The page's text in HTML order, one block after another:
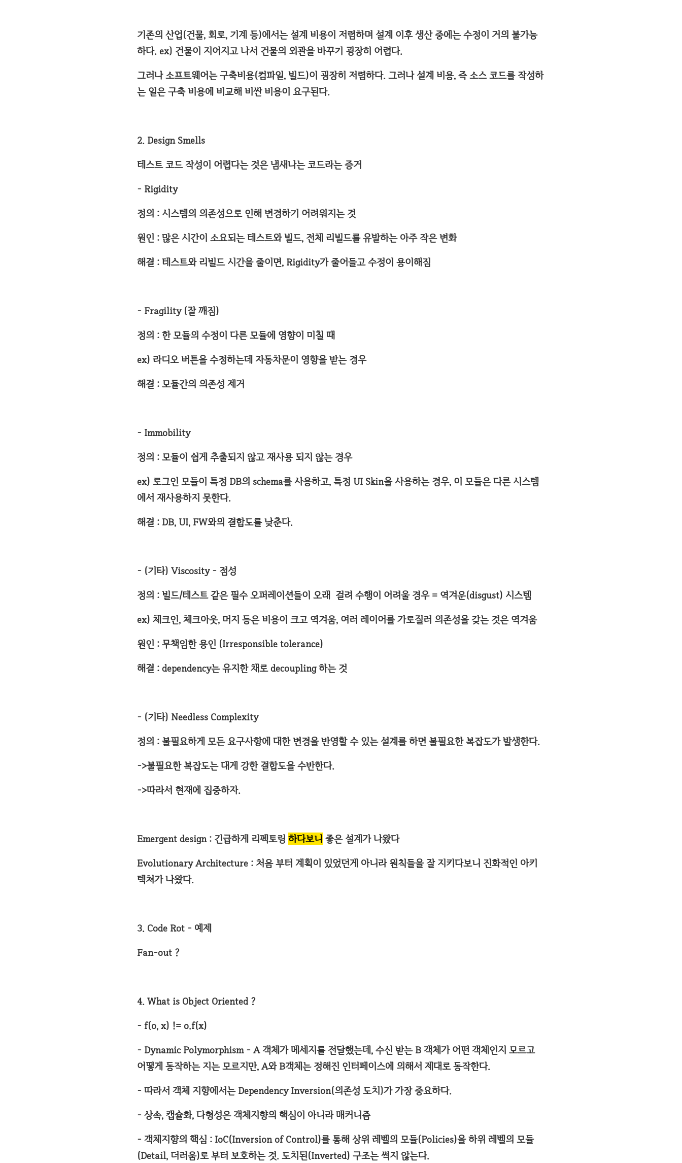
기존의 산업(건물, 회로, 기계 등)에서는 설계 비용이 저렴하며 설계 이후 생산 중에는 수정이 거의 불가능
하다. ex) 건물이 지어지고 나서 건물의 외관을 바꾸기 굉장히 어렵다.
그러나 소프트웨어는 구축비용(컴파일, 빌드)이 굉장히 저렴하다. 그러나 설계 비용, 즉 소스 코드를 작성하
는 일은 구축 비용에 비교해 비싼 비용이 요구된다.
2. Design Smells
테스트 코드 작성이 어렵다는 것은 냄새나는 코드라는 증거
- Rigidity
정의 : 시스템의 의존성으로 인해 변경하기 어려워지는 것
원인 : 많은 시간이 소요되는 테스트와 빌드, 전체 리빌드를 유발하는 아주 작은 변화
해결 : 테스트와 리빌드 시간을 줄이면, Rigidity가 줄어들고 수정이 용이해짐
- Fragility (잘 깨짐)
정의 : 한 모듈의 수정이 다른 모듈에 영향이 미칠 때
ex) 라디오 버튼을 수정하는데 자동차문이 영향을 받는 경우
해결 : 모듈간의 의존성 제거
- Immobility
정의 : 모듈이 쉽게 추출되지 않고 재사용 되지 않는 경우
ex) 로그인 모듈이 특정 DB의 schema를 사용하고, 특정 UI Skin을 사용하는 경우, 이 모듈은 다른 시스템
에서 재사용하지 못한다.
해결 : DB, UI, FW와의 결합도를 낮춘다.
- (기타) Viscosity - 점성
정의 : 빌드/테스트 같은 필수 오퍼레이션들이 오래 걸려 수행이 어려울 경우 = 역겨운(disgust) 시스템
ex) 체크인, 체크아웃, 머지 등은 비용이 크고 역겨움, 여러 레이어를 가로질러 의존성을 갖는 것은 역겨움
원인 : 무책임한 용인 (Irresponsible tolerance)
해결 : dependency는 유지한 채로 decoupling 하는 것
- (기타) Needless Complexity
정의 : 불필요하게 모든 요구사항에 대한 변경을 반영할 수 있는 설계를 하면 불필요한 복잡도가 발생한다.
->불필요한 복잡도는 대게 강한 결합도을 수반한다.
->따라서 현재에 집중하자.
Emergent design : 긴급하게 리펙토링 하다보니 좋은 설계가 나왔다
Evolutionary Architecture : 처음 부터 계획이 있었던게 아니라 원칙들을 잘 지키다보니 진화적인 아키
텍쳐가 나왔다.
3. Code Rot - 예제
Fan-out ?
4. What is Object Oriented ?
- f(o, x) != o.f(x)
- Dynamic Polymorphism - A 객체가 메세지를 전달했는데, 수신 받는 B 객체가 어떤 객체인지 모르고
어떻게 동작하는 지는 모르지만, A와 B객체는 정해진 인터페이스에 의해서 제대로 동작한다.
- 따라서 객체 지향에서는 Dependency Inversion(의존성 도치)가 가장 중요하다.
- 상속, 캡슐화, 다형성은 객체지향의 핵심이 아니라 매커니즘
- 객체지향의 핵심 : IoC(Inversion of Control)를 통해 상위 레벨의 모듈(Policies)을 하위 레벨의 모듈
(Detail, 더러움)로 부터 보호하는 것. 도치된(Inverted) 구조는 썩지 않는다.